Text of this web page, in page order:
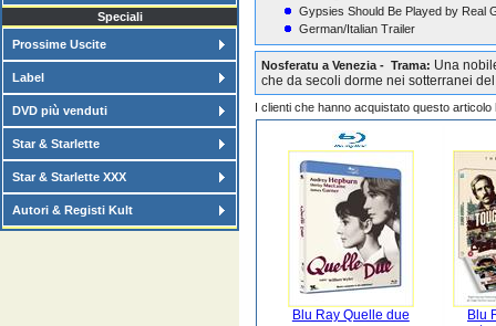
Speciali
Prossime Uscite
Label
DVD più venduti
Star & Starlette
Star & Starlette XXX
Autori & Registi Kult
Gypsies Should Be Played by Real
German/Italian Trailer
Nosferatu a Venezia - Trama: Una
che da secoli dorme nei sotterranei
I clienti che hanno acquistato questo
Blu Ray Quelle due
Blu